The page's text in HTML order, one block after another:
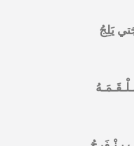
يَلِجُ